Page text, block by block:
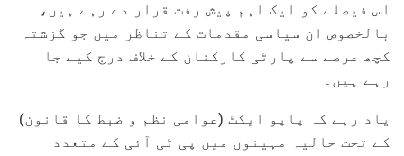
اس فیصلے کو ایک اہم پیش رفت قرار دے رہے ہیں،
بالخصوص ان سیاسی مقدمات کے تناظر میں جو گزشتہ
کچھ عرصے سے پارٹی کارکنان کے خلاف درج کیے جا
رہے ہیں۔
یاد رہے کہ پاپو ایکٹ (عوامی نظم و ضبط کا قانون)
کے تحت حالیہ مہینوں میں پی ٹی آئی کے متعدد